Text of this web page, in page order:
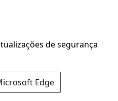
de segurança
Edge